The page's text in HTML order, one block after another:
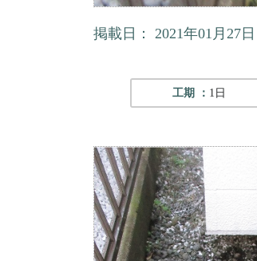
掲載日： 2021年01月27日
工期 ： 1日